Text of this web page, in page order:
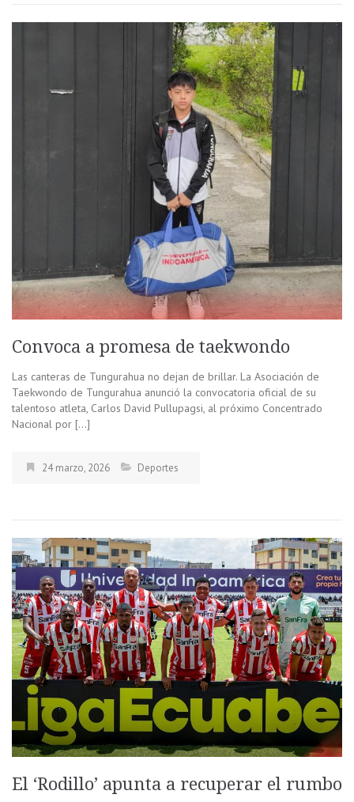
Convoca a promesa de taekwondo
Las canteras de Tungurahua no dejan de brillar. La Asociación de
Taekwondo de Tungurahua anunció la convocatoria oficial de su
talentoso atleta, Carlos David Pullupagsi, al próximo Concentrado
Nacional por […]
24 marzo, 2026 Deportes
El ‘Rodillo’ apunta a recuperar el rumbo